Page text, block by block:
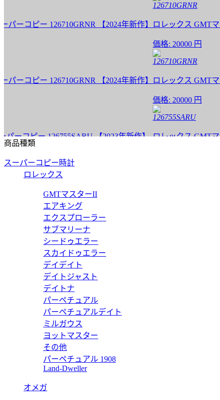
コピー 126710GRNR 【2024年新作】
コピー 126710GRNR 【2024年新作】
ピー 126755SARU 【2023年新作】
ピー 116758SANR 【2023年新作】
ピー 126718GRNR 【2023年新作】
ピー 126713GRNR 【2023年新作】
ピー 126720VTNR 【2022年新作】
126710GRNR
ロレックス GMTマス
価格:20000 円
126710GRNR
ロレックス GMTマス
価格:20000 円
126755SARU
ロレックス GMTマス
商品種類
スーパーコピー時計
ロレックス
GMTマスターII
エアキング
エクスプローラー
サブマリーナ
シードゥエラー
スカイドゥエラー
デイデイト
デイトジャスト
デイトナ
パーペチュアル
パーペチュアルデイト
ミルガウス
ヨットマスター
その他
パーペチュアル 1908
Land-Dweller
オメガ